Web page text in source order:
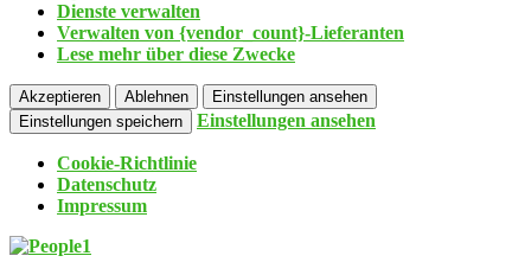
Dienste verwalten
Verwalten von {vendor_count}-Lieferanten
Lese mehr über diese Zwecke
Akzeptieren Ablehnen
Einstellungen ansehen
Einstellungen speichern
Einstellungen ansehen
Cookie-Richtlinie
Datenschutz
Impressum